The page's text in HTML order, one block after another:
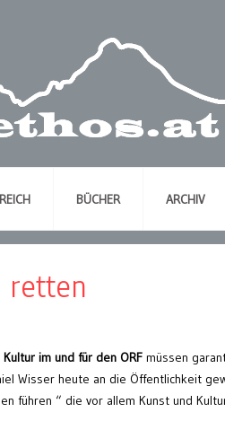
BÜCHER ARCHIV
retten
Kultur im und für den ORF müssen
Wisser heute an die Öffentlichkeit
führen “ die vor allem Kunst und